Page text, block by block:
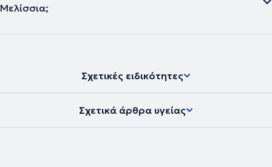
Μελίσσια;
Σχετικές ειδικότητες
Σχετικά άρθρα υγείας